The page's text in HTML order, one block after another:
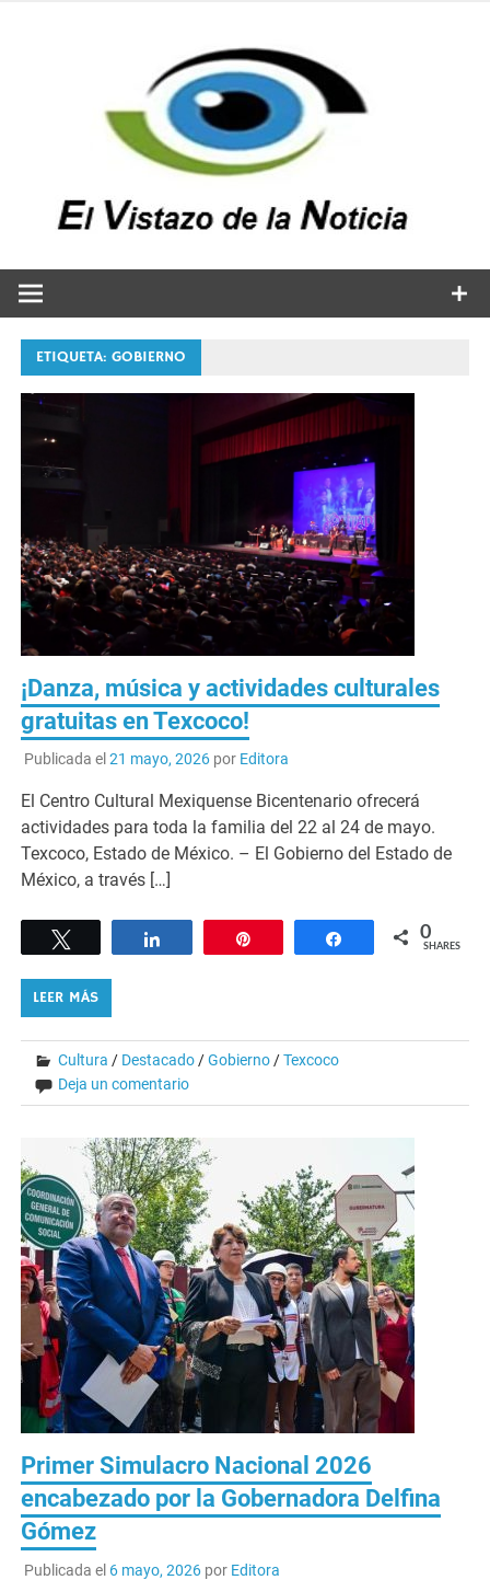
ETIQUETA:GOBIERNO
¡Danza, música y actividades culturales
gratuitas en Texcoco!
Publicada el 21 mayo, 2026por Editora
El Centro Cultural Mexiquense Bicentenario ofrecerá
actividades para toda la familia del 22 al 24 de mayo.
Texcoco, Estado de México. – El Gobierno del Estado de
México, a través […]
Share 0
SHARES
LEER MÁS
Cultura / Destacado/Gobierno/Texcoco
Deja un comentario
Primer Simulacro Nacional 2026
encabezado por la Gobernadora Delfina
Gómez
Publicada el 6 mayo, 2026por Editora